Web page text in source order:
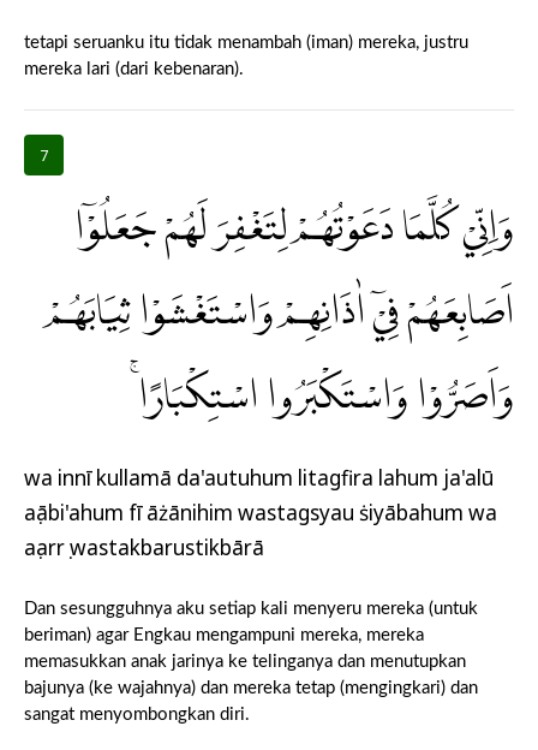
tetapi seruanku itu tidak menambah (iman) mereka, justru
mereka lari (dari kebenaran).
7
وَاِنِّيْ كُلَّمَا دَعَوْتُهُمْ لِتَغْفِرَ لَهُمْ جَعَلُوْٓا
اَصَابِعَهُمْ فِيْٓ اٰذَانِهِمْ وَاسْتَغْشَوْا ثِيَابَهُمْ
وَاَصَرُّوْا وَاسْتَكْبَرُوا اسْتِكْبَارًاۚ
wa innī kullamā da'autuhum litagfira lahum ja'alū
aṣābi'ahum fī āżānihim wastagsyau ṡiyābahum wa
aṣarrụ wastakbarustikbārā
Dan sesungguhnya aku setiap kali menyeru mereka (untuk
beriman) agar Engkau mengampuni mereka, mereka
memasukkan anak jarinya ke telinganya dan menutupkan
bajunya (ke wajahnya) dan mereka tetap (mengingkari) dan
sangat menyombongkan diri.